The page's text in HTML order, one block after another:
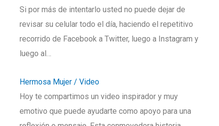
Si por más de intentarlo usted no puede dejar de
revisar su celular todo el día, haciendo el repetitivo
recorrido de Facebook a Twitter, luego a Instagram y
luego al…
Hermosa Mujer / Video
Hoy te compartimos un video inspirador y muy
emotivo que puede ayudarte como apoyo para una